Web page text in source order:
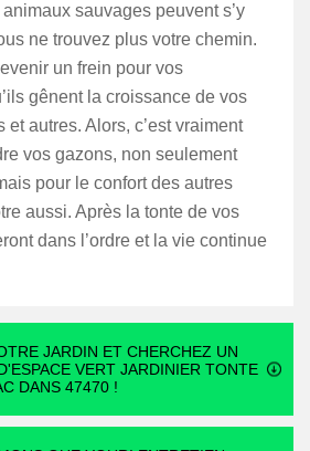
sauvages peuvent s’y
ne trouvez plus votre chemin.
un frein pour vos
gênent la croissance de vos
et autres. Alors, c’est vraiment
vos gazons, non seulement
pour le confort des autres
aussi. Après la tonte de vos
dans l’ordre et la vie continue
JARDIN ET CHERCHEZ UN
VERT JARDINIER TONTE
DANS 47470 !